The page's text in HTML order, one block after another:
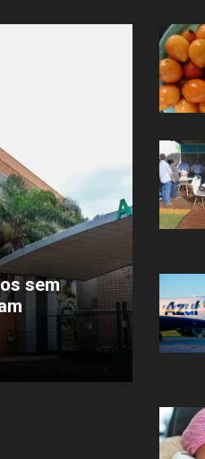
CEREJEIRAS –
duas vezes em
minutos após